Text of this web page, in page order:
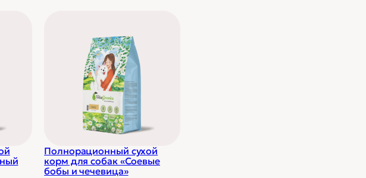
Полнорационный сухой
корм для собак «Соевые
бобы и чечевица»